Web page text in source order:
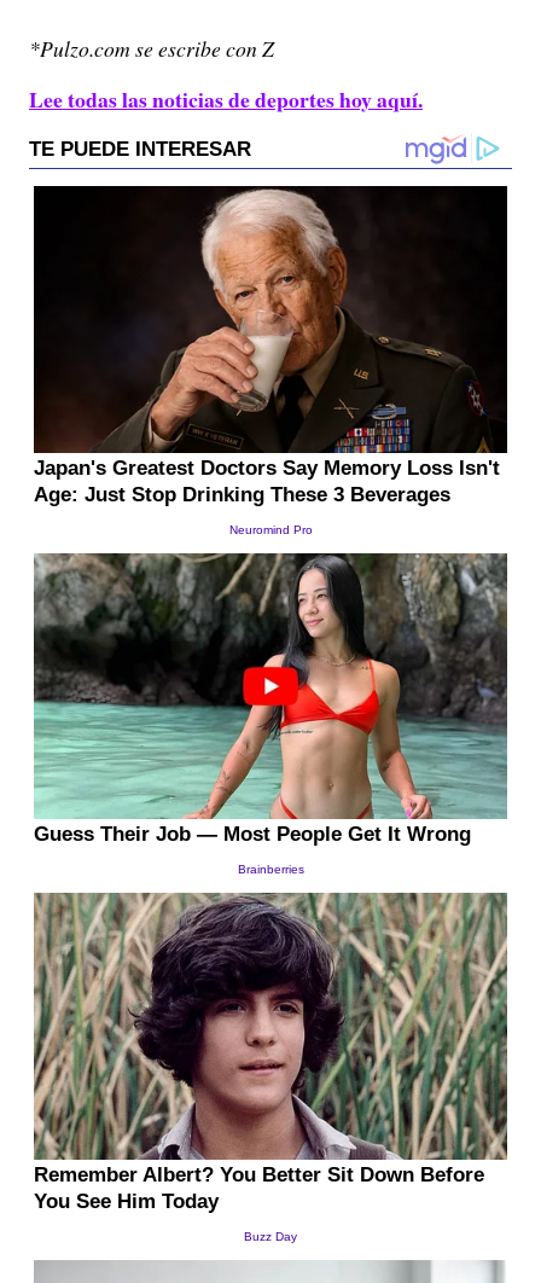
*Pulzo.com se escribe con Z
Lee todas las noticias de deportes hoy aquí.